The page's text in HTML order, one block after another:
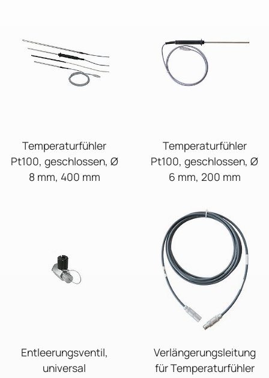
Temperaturfühler
Pt100, geschlossen, Ø
8 mm, 400 mm
Temperaturfühler
Pt100, geschlossen, Ø
6 mm, 200 mm
Entleerungsventil,
universal
Verlängerungsleitung
für Temperaturfühler